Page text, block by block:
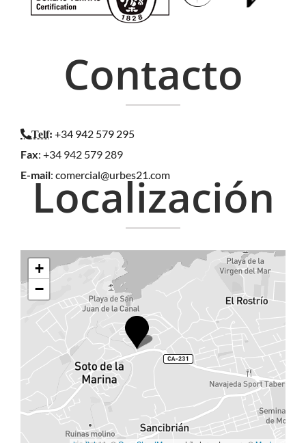
Localización
+
−
Contacto
Telf: +34 942 579 295
Fax: +34 942 579 289
E-mail: comercial@urbes21.com